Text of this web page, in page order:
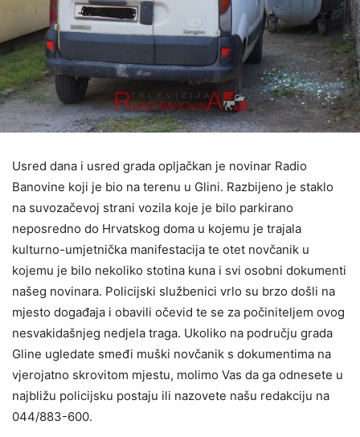
Usred dana i usred grada opljačkan je novinar Radio
Banovine koji je bio na terenu u Glini. Razbijeno je staklo
na suvozačevoj strani vozila koje je bilo parkirano
neposredno do Hrvatskog doma u kojemu je trajala
kulturno-umjetnička manifestacija te otet novčanik u
kojemu je bilo nekoliko stotina kuna i svi osobni dokumenti
našeg novinara. Policijski službenici vrlo su brzo došli na
mjesto događaja i obavili očevid te se za počiniteljem ovog
nesvakidašnjeg nedjela traga. Ukoliko na području grada
Gline ugledate smeđi muški novčanik s dokumentima na
vjerojatno skrovitom mjestu, molimo Vas da ga odnesete u
najbližu policijsku postaju ili nazovete našu redakciju na
044/883-600.